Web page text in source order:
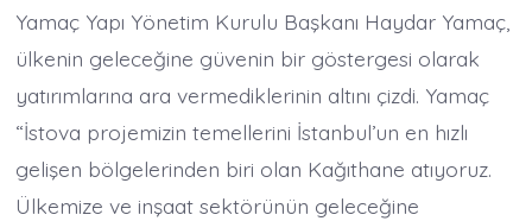
Yamaç Yapı Yönetim Kurulu Başkanı Haydar Yamaç,
ülkenin geleceğine güvenin bir göstergesi olarak
yatırımlarına ara vermediklerinin altını çizdi. Yamaç
“İstova projemizin temellerini İstanbul’un en hızlı
gelişen bölgelerinden biri olan Kağıthane atıyoruz.
Ülkemize ve inşaat sektörünün geleceğine